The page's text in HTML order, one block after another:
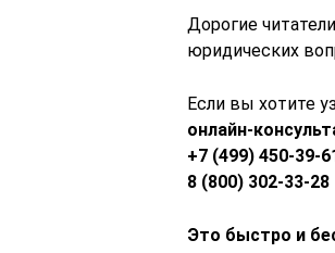
Дорогие
юридических
Если вы хотите
онлайн-
+7 (499) 450-39-
8 (800) 302-33-28
Это быстро и